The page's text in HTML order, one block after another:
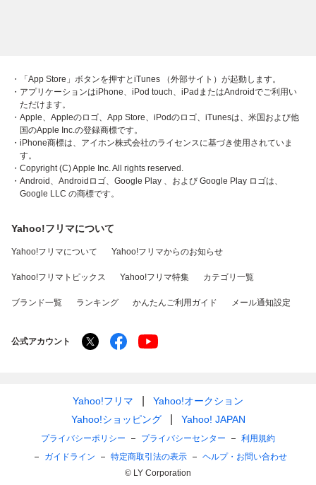
・「App Store」ボタンを押すとiTunes （外部サイト）が起動します。
・アプリケーションはiPhone、iPod touch、iPadまたはAndroidでご利用い
ただけます。
・Apple、Appleのロゴ、App Store、iPodのロゴ、iTunesは、米国および他
国のApple Inc.の登録商標です。
・iPhone商標は、アイホン株式会社のライセンスに基づき使用されていま
す。
・Copyright (C) Apple Inc. All rights reserved.
・Android、Androidロゴ、Google Play 、および Google Play ロゴは、
Google LLC の商標です。
Yahoo!フリマについて
Yahoo!フリマについて Yahoo!フリマからのお知らせ
Yahoo!フリマトピックス Yahoo!フリマ特集 カテゴリ一覧
ブランド一覧 ランキング かんたんご利用ガイド メール通知設定
公式アカウント
Yahoo!フリマ
Yahoo!オークション
Yahoo!ショッピング
Yahoo! JAPAN
プライバシーポリシー プライバシーセンター
利用規約
ガイドライン
特定商取引法の表示
ヘルプ・お問い合わせ
© LY Corporation